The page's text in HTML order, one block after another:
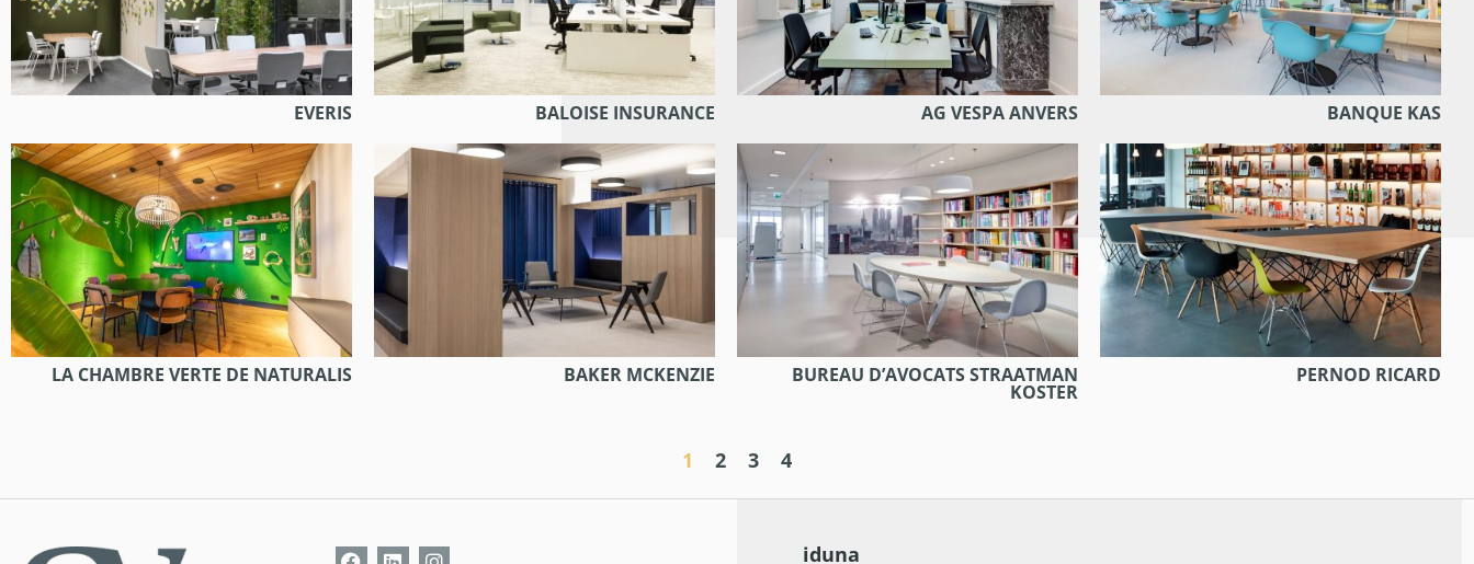
EVERIS BALOISE INSURANCE AG VESPA ANVERS BANQUE KAS
LA CHAMBRE VERTE DE NATURALIS BAKER MCKENZIE BUREAU D’AVOCATS STRAATMAN
KOSTER
PERNOD RICARD
1 2 3 4
iduna